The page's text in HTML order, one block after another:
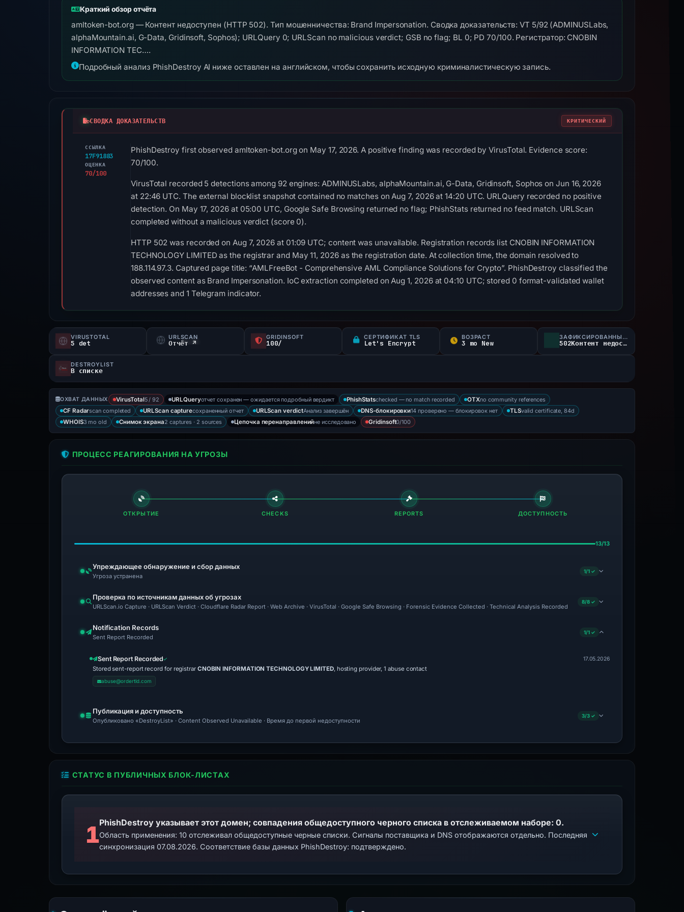
Краткий обзор отчёта
amltoken-bot.org — Контент недоступен (HTTP 502). Тип мошенничества: Brand Impersonation. Сводка доказательств: VT 5/92 (ADMINUSLabs,
alphaMountain.ai, G-Data, Gridinsoft, Sophos); URLQuery 0; URLScan no malicious verdict; GSB no flag; BL 0; PD 70/100. Регистратор: CNOBIN
INFORMATION TEC….
Подробный анализ PhishDestroy AI ниже оставлен на английском, чтобы сохранить исходную криминалистическую запись.
СВОДКА ДОКАЗАТЕЛЬСТВ КРИТИЧЕСКИЙ
ССЫЛКА
17F91883
ОЦЕНКА
70/100
PhishDestroy first observed amltoken-bot.org on May 17, 2026. A positive finding was recorded by VirusTotal. Evidence score:
70/100.
VirusTotal recorded 5 detections among 92 engines: ADMINUSLabs, alphaMountain.ai, G-Data, Gridinsoft, Sophos on Jun 16, 2026
at 22:46 UTC. The external blocklist snapshot contained no matches on Aug 7, 2026 at 14:20 UTC. URLQuery recorded no positive
detection. On May 17, 2026 at 05:00 UTC, Google Safe Browsing returned no flag; PhishStats returned no feed match. URLScan
completed without a malicious verdict (score 0).
HTTP 502 was recorded on Aug 7, 2026 at 01:09 UTC; content was unavailable. Registration records list CNOBIN INFORMATION
TECHNOLOGY LIMITED as the registrar and May 11, 2026 as the registration date. At collection time, the domain resolved to
188.114.97.3. Captured page title: “AMLFreeBot - Comprehensive AML Compliance Solutions for Crypto”. PhishDestroy classified the
observed content as Brand Impersonation. IoC extraction completed on Aug 1, 2026 at 04:10 UTC; stored 0 format-validated wallet
addresses and 1 Telegram indicator.
VIRUSTOTAL
5 det
URLSCAN
Отчёт ↗
GRIDINSOFT
100/
СЕРТИФИКАТ TLS
Let's Encrypt
ВОЗРАСТ
3 mo New
ЗАФИКСИРОВАННЫЙ СТАТУС
502Контент недоступен
DESTROYLIST
В списке
ОХВАТ ДАННЫХ VirusTotal5 / 92 URLQueryотчет сохранен — ожидается подробный вердикт PhishStatschecked — no match recorded OTXno community references
CF Radarscan completed URLScan captureсохраненный отчет URLScan verdictАнализ завершён DNS-блокировки14 проверено — блокировок нет TLSvalid certificate, 84d
WHOIS3 mo old Снимок экрана2 captures · 2 sources Цепочка перенаправленийне исследовано Gridinsoft0/100
ПРОЦЕСС РЕАГИРОВАНИЯ НА УГРОЗЫ
ОТКРЫТИЕ CHECKS REPORTS ДОСТУПНОСТЬ
13/13
Упреждающее обнаружение и сбор данных
Угроза устранена
1/1 ✓
Проверка по источникам данных об угрозах
URLScan.io Capture · URLScan Verdict · Cloudflare Radar Report · Web Archive · VirusTotal · Google Safe Browsing · Forensic Evidence Collected · Technical Analysis Recorded
8/8 ✓
Notification Records
Sent Report Recorded
1/1 ✓
Sent Report Recorded
Stored sent-report record for registrar CNOBIN INFORMATION TECHNOLOGY LIMITED, hosting provider, 1 abuse contact
abuse@ordertld.com
17.05.2026
Публикация и доступность
Опубликовано «DestroyList» · Content Observed Unavailable · Время до первой недоступности
3/3 ✓
СТАТУС В ПУБЛИЧНЫХ БЛОК-ЛИСТАХ
1PhishDestroy указывает этот домен; совпадения общедоступного черного списка в отслеживаемом наборе: 0.
Область применения: 10 отслеживал общедоступные черные списки. Сигналы поставщика и DNS отображаются отдельно. Последняя
синхронизация 07.08.2026. Соответствие базы данных PhishDestroy: подтверждено.